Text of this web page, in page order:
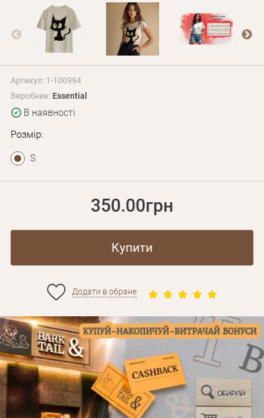
+380 (95) 095-00-05
Артикул: 1-100994
Виробник: Essential
В наявності
Розмір:
S
350.00грн
Купити
Додати в обране